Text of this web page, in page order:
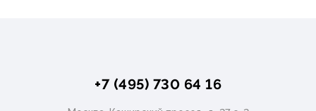
+7 (495) 730 64 16